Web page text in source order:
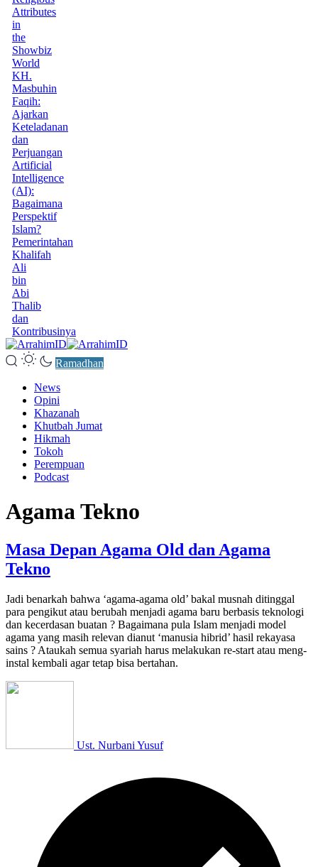
Attributes
in
the
Showbiz
World
KH.
Masbuhin
Faqih:
Ajarkan
Keteladanan
dan
Perjuangan
Artificial
Intelligence
(AI):
Bagaimana
Perspektif
Islam?
Pemerintahan
Khalifah
Ali
bin
Abi
Thalib
dan
Kontribusinya
Ramadhan
News
Opini
Khazanah
Khutbah Jumat
Hikmah
Tokoh
Perempuan
Podcast
Agama Tekno
Masa Depan Agama Old dan Agama
Tekno
Jadi benarkah bahwa ‘agama-agama old’ bakal musnah ditinggal
para pengikut atau berubah menjadi agama baru berbasis teknologi
dan kecerdasan buatan ? Bagaimana pula Islam menjadi model
agama yang masih relevan dianut ‘manusia hibrid’ hasil rekayasa
sains ? Ataukah semua syariah harus melakukan re-start atau meng-
instal kembali agar tetap bisa bertahan.
Ust. Nurbani Yusuf